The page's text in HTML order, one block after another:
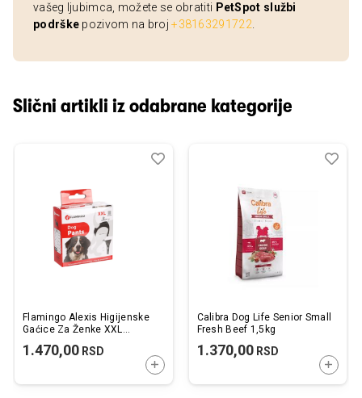
vašeg ljubimca, možete se obratiti PetSpot službi
podrške pozivom na broj+38163291722
Slični artikli iz odabrane kategorije
Flamingo Alexis Higijenske
Gaćice Za Ženke XXL
1.470,00 RSD
DODAJTE U KORPU
Dodaj
Uporedi
Calibra Dog Life Senior Small
Fresh Beef 1,5kg
1.370,00RSD